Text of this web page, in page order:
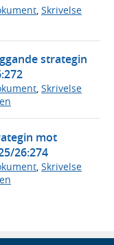
, Skrivelse
strategin
, Skrivelse
mot
26:274
Skrivelse